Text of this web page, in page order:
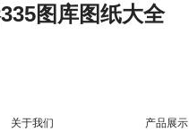
图库图纸大全
关于我们 产品展示